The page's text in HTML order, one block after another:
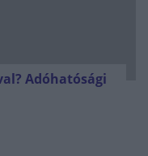
Adóhatósági